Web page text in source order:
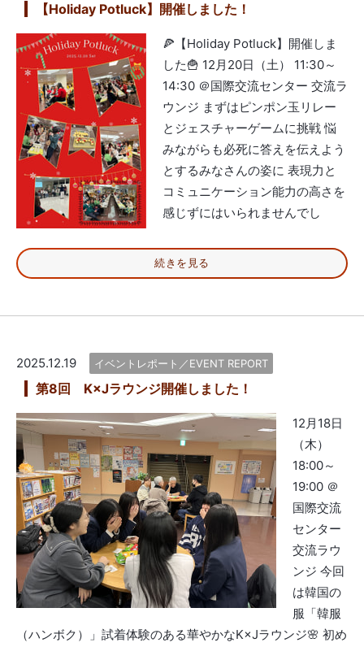
【Holiday Potluck】開催しました！
🍕【Holiday Potluck】開催しま
した🍟 12月20日（土） 11:30～
14:30 ＠国際交流センター 交流ラ
ウンジ まずはピンポン玉リレー
とジェスチャーゲームに挑戦 悩
みながらも必死に答えを伝えよう
とするみなさんの姿に 表現力と
コミュニケーション能力の高さを
感じずにはいられませんでし
続きを見る
2025.12.19 イベントレポート／EVENT REPORT
第8回 K×Jラウンジ開催しました！
12月18日
（木）
18:00～
19:00 ＠
国際交流
センター
交流ラウ
ンジ 今回
は韓国の
服「韓服
（ハンボク）」試着体験のある華やかなK×Jラウンジ🌸 初め